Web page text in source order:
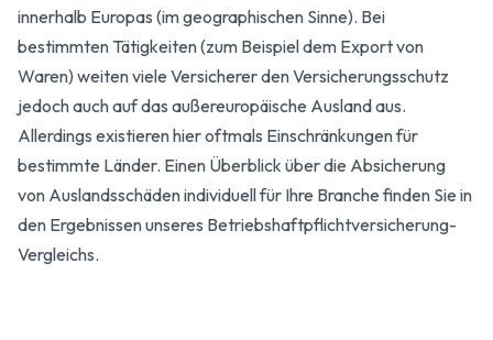
innerhalb Europas (im geographischen Sinne). Bei
bestimmten Tätigkeiten (zum Beispiel dem Export von
Waren) weiten viele Versicherer den Versicherungsschutz
jedoch auch auf das außereuropäische Ausland aus.
Allerdings existieren hier oftmals Einschränkungen für
bestimmte Länder. Einen Überblick über die Absicherung
von Auslandsschäden individuell für Ihre Branche finden Sie in
den Ergebnissen unseres Betriebshaftpflichtversicherung-
Vergleichs.